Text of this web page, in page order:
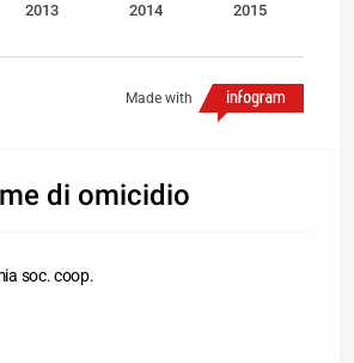
2013 2014 2015
Made with
di omicidio
soc. coop.